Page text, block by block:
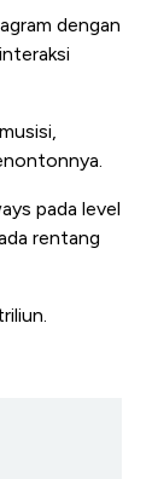
dengan
pada level
rentang